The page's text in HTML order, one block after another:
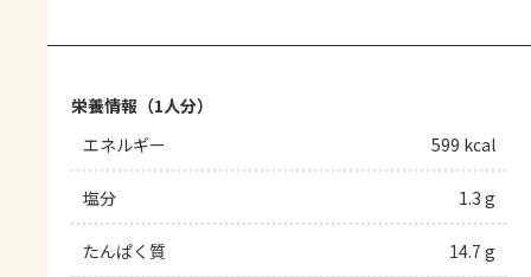
栄養情報（1人分）
エネルギー
599 kcal
塩分 1.3 g
たんぱく質 14.7 g